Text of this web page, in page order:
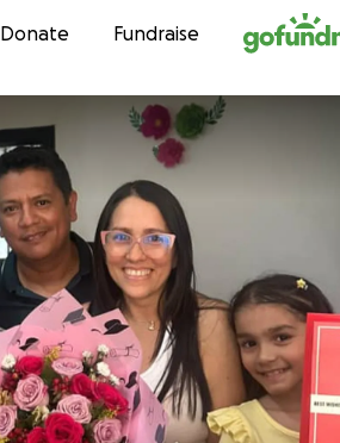
Skip to content
Donate Fundraise